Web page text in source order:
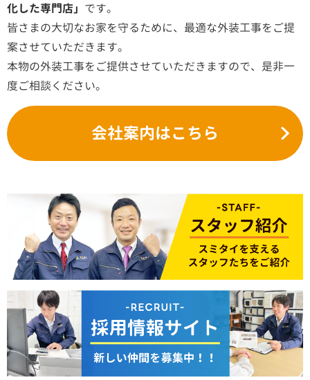
化した専門店」 です。
皆さまの大切なお家を守るために、最適な外装工事をご提
案させていただきます。
本物の外装工事をご提供させていただきますので、是非一
度ご相談ください。
会社案内はこちら